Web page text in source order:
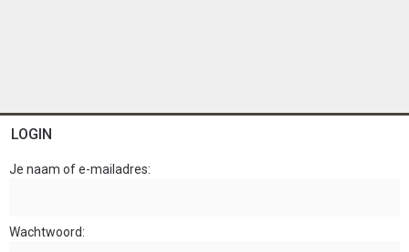
LOGIN
Je naam of e-mailadres
Wachtwoord